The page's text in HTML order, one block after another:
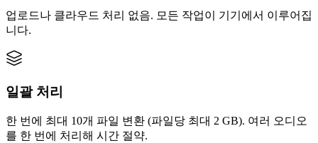
업로드나 클라우드 처리 없음. 모든 작업이 기기에서 이루어집
니다.
일괄 처리
한 번에 최대 10개 파일 변환 (파일당 최대 2 GB). 여러 오디오
를 한 번에 처리해 시간 절약.